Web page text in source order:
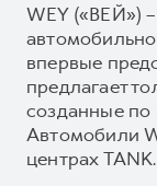
WEY («ВЕЙ»)
впервые
предлагает
созданные по
Автомобили
центрах TANK.